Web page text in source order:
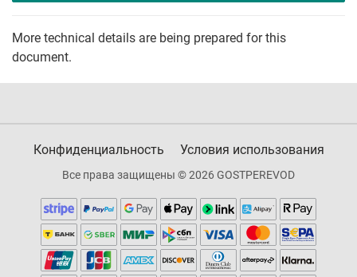
More technical details are being prepared for this
document.
Конфиденциальность Условия использования
Все права защищены © 2026 GOSTPEREVOD